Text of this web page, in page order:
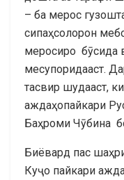
– ба мерос
сипаҳсолорон
меросиро бӯсида
месупоридааст.
тасвир шудааст,
аждаҳопайкари
Баҳроми Чӯбина
Биёвард пас
Куҷо пайкари